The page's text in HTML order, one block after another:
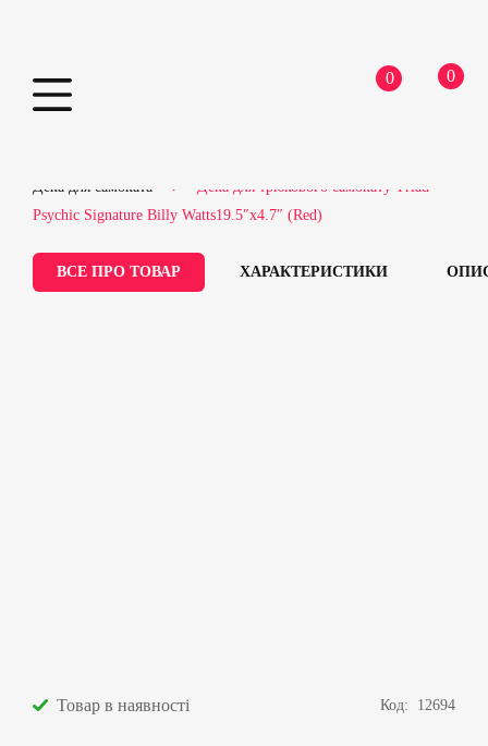
content
0 0
Дека для самоката
Дека для трюкового самокату Triad
Psychic Signature Billy Watts19.5″х4.7″ (Red)
ВСЕ ПРО ТОВАР ХАРАКТЕРИСТИКИ
Товар в наявності Код: 12694